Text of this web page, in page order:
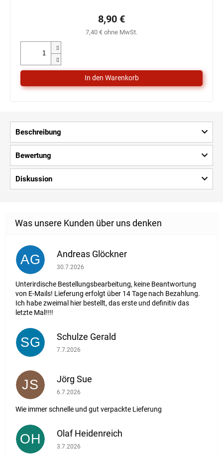
7,40 € ohne MwSt.
8,90 €
Beschreibung
Bewertung
Diskussion
AG Andreas Glöckner
Die Shop-Bewertung beträgt 1 von 5 Sternen.
30.7.2026
Unterirdische Bestellungsbearbeitung, keine Beantwortung
von E-Mails! Lieferung erfolgt über 14 Tage nach Bezahlung.
Ich habe zweimal hier bestellt, das erste und definitiv das
letzte Mal!!!!
SG Schulze Gerald
Die Shop-Bewertung beträgt 5 von 5 Sternen.
7.7.2026
JS Jörg Sue
Die Shop-Bewertung beträgt 5 von 5 Sternen.
6.7.2026
Wie immer schnelle und gut verpackte Lieferung
OH Olaf Heidenreich
Die Shop-Bewertung beträgt 5 von 5 Sternen.
3.7.2026